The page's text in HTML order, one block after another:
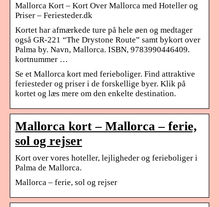
Mallorca Kort – Kort Over Mallorca med Hoteller og
Priser – Feriesteder.dk
Kortet har afmærkede ture på hele øen og medtager
også GR-221 “The Drystone Route” samt bykort over
Palma by. Navn, Mallorca. ISBN, 9783990446409.
kortnummer …
Se et Mallorca kort med ferieboliger. Find attraktive
feriesteder og priser i de forskellige byer. Klik på
kortet og læs mere om den enkelte destination.
Mallorca kort – Mallorca – ferie,
sol og rejser
Kort over vores hoteller, lejligheder og ferieboliger i
Palma de Mallorca.
Mallorca – ferie, sol og rejser